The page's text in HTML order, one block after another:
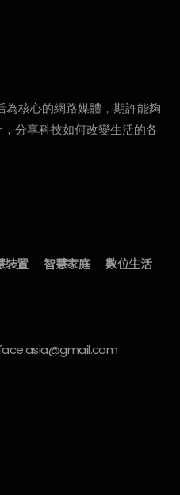
核心的網路媒體，期許能夠
分享科技如何改變生活的各
裝置 智慧家庭
數位生活